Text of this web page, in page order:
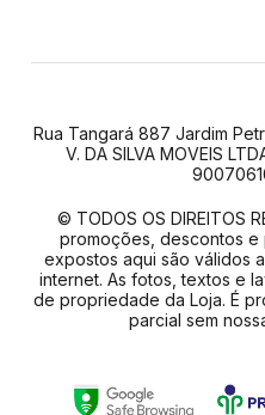
Rua Tangará 887 Jardim
V. DA SILVA MOVEIS
© TODOS OS DIREITOS
promoções, descontos e
expostos aqui são válidos
internet. As fotos, textos e
de propriedade da Loja. É
parcial sem